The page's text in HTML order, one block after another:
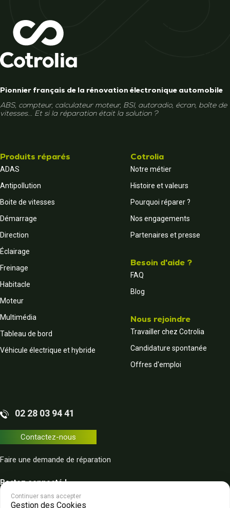
Pionnier français de la rénovation électronique automobile
ABS, compteur, calculateur moteur, BSI, autoradio, écran, boîte de
vitesses... Et si la réparation était la solution ?
Produits réparés
ADAS
Antipollution
Boite de vitesses
Démarrage
Direction
Éclairage
Freinage
Habitacle
Moteur
Multimédia
Tableau de bord
Véhicule électrique et hybride
Cotrolia
Notre métier
Histoire et valeurs
Pourquoi réparer ?
Nos engagements
Partenaires et presse
Besoin d'aide ?
FAQ
Blog
Nous rejoindre
Travailler chez Cotrolia
Candidature spontanée
Offres d'emploi
02 28 03 94 41
Contactez-nous
Faire une demande de réparation
Restez connecté !
Continuer sans accepter
Gestion des Cookies